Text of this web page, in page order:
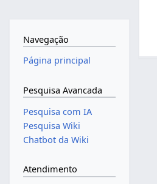
Navegação
Página principal
Pesquisa Avancada
Pesquisa com IA
Pesquisa Wiki
Chatbot da Wiki
Atendimento